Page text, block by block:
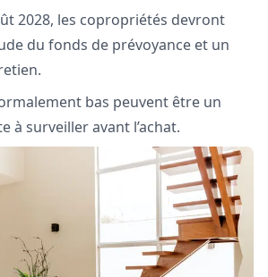
2028, les copropriétés devront
du fonds de prévoyance et un
bas peuvent être un
à surveiller avant l’achat.